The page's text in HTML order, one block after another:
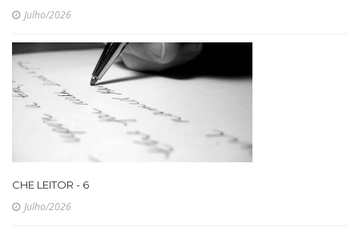
Julho/2026
CHE LEITOR - 6
Julho/2026